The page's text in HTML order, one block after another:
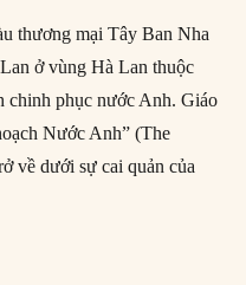
thương mại Tây Ban Nha
ở vùng Hà Lan thuộc
chinh phục nước Anh. Giáo
Nước Anh” (The
về dưới sự cai quản của
Tây Ban Nha bị Anh đánh bại”